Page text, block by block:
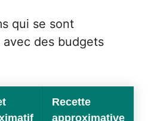
qui se sont
avec des budgets
Recette
approximative